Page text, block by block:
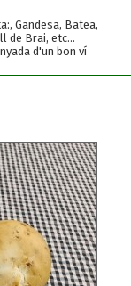
Gandesa, Batea,
de Brai, etc...
d'un bon ví